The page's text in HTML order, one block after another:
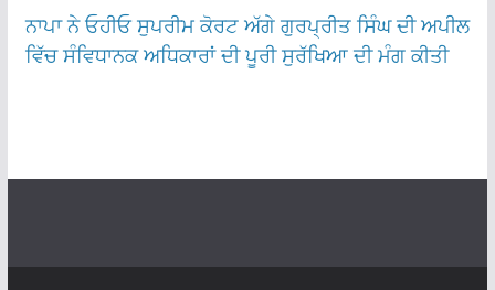
ਨਾਪਾ ਨੇ ਓਹੀਓ ਸੁਪਰੀਮ ਕੋਰਟ ਅੱਗੇ ਗੁਰਪ੍ਰੀਤ ਸਿੰਘ ਦੀ ਅਪੀਲ
ਵਿੱਚ ਸੰਵਿਧਾਨਕ ਅਧਿਕਾਰਾਂ ਦੀ ਪੂਰੀ ਸੁਰੱਖਿਆ ਦੀ ਮੰਗ ਕੀਤੀ